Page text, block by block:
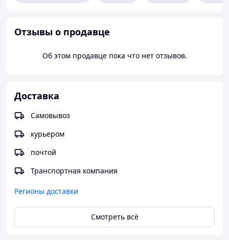
Отзывы о продавце
Об этом продавце пока что нет отзывов.
Доставка
Самовывоз
курьером
почтой
Транспортная компания
Регионы доставки
Смотреть всё